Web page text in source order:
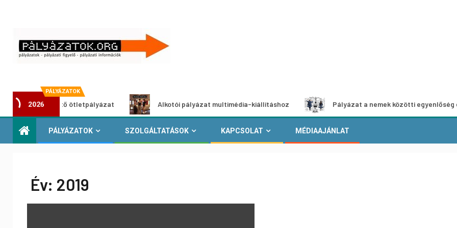
PÁLYÁZATOK
2026ötletpályázat Alkotói pályázat multimédia-kiállításhoz Pályázat a nemek közötti egyenlőség európai
PÁLYÁZATOK SZOLGÁLTATÁSOK KAPCSOLAT MÉDIAAJÁNLAT
Év: 2019